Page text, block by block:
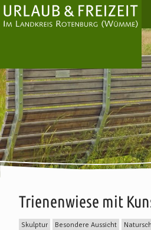
Trienenwiese mit
Skulptur Besondere Aussicht